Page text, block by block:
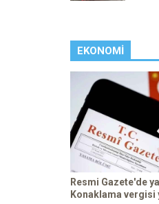
EKONOMI
Resmi Gazete'de
Konaklama